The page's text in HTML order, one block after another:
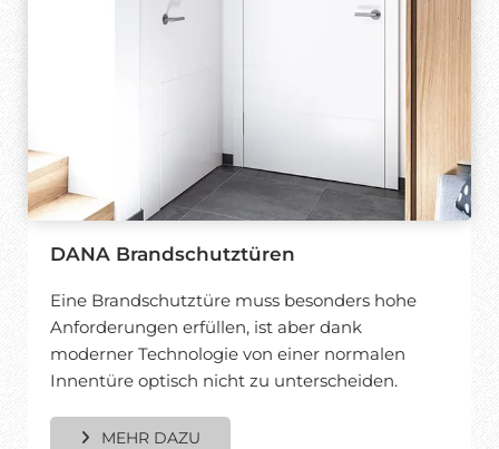
DANA Brandschutztüren
Eine Brandschutztüre muss besonders hohe
Anforderungen erfüllen, ist aber dank
moderner Technologie von einer normalen
Innentüre optisch nicht zu unterscheiden.
MEHR DAZU